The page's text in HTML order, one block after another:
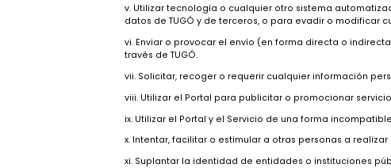
• Pérdida de tiempo de gestión o de horario de
15. PROMOCIONALES Y OFERTAS
TUGÓ podrá realizar la emisión de
duración y características estarán definidas por
Una vez el Usuario accede al Portal, y haya
objeto de las acciones legales y sancionatorias